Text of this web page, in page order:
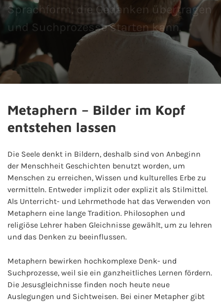
Sprachform, die Gedanken übertragen
und Suchprozesse starten kann.
Metaphern – Bilder im Kopf
entstehen lassen
Die Seele denkt in Bildern, deshalb sind von Anbeginn
der Menschheit Geschichten benutzt worden, um
Menschen zu erreichen, Wissen und kulturelles Erbe zu
vermitteln. Entweder implizit oder explizit als Stilmittel.
Als Unterricht- und Lehrmethode hat das Verwenden von
Metaphern eine lange Tradition. Philosophen und
religiöse Lehrer haben Gleichnisse gewählt, um zu lehren
und das Denken zu beeinflussen.
Metaphern bewirken hochkomplexe Denk- und
Suchprozesse, weil sie ein ganzheitliches Lernen fördern.
Die Jesusgleichnisse finden noch heute neue
Auslegungen und Sichtweisen. Bei einer Metapher gibt